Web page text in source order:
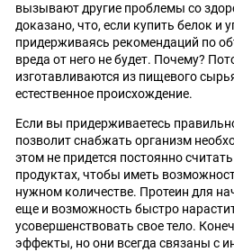
вызывают другие проблемы со
доказано, что, если купить белок и
придерживаясь рекомендаций по
вреда от него не будет. Почему?
изготавливаются из пищевого
естественное происхождение.
Если вы придерживаетесь
позволит снабжать организм
этом не придется постоянно
продуктах, чтобы иметь
нужном количестве. Протеин для
еще и возможность быстро
усовершенствовать свое тело.
эффекты, но они всегда связаны с